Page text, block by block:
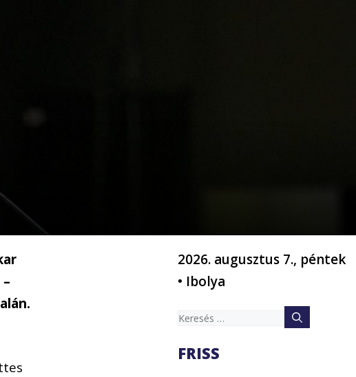
2026. augusztus 7., péntek
• Ibolya
Keresés:
FRISS